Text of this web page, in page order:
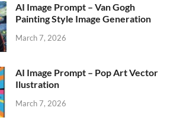
AI Image Prompt – Van Gogh
Painting Style Image Generation
March 7, 2026
AI Image Prompt – Pop Art Vector
Ilustration
March 7, 2026